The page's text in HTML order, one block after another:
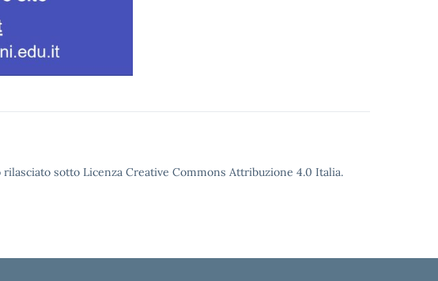
sotto Licenza Creative Commons Attribuzione 4.0 Italia.